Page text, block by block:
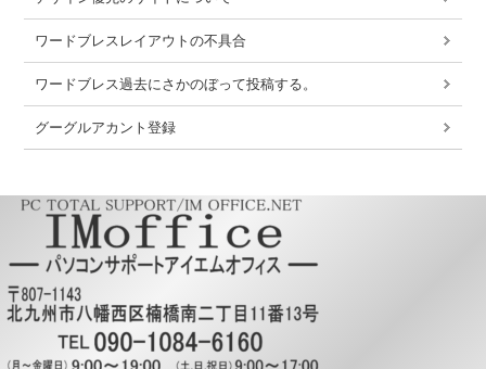
ワードブレスレイアウトの不具合
ワードブレス過去にさかのぼって投稿する。
グーグルアカント登録